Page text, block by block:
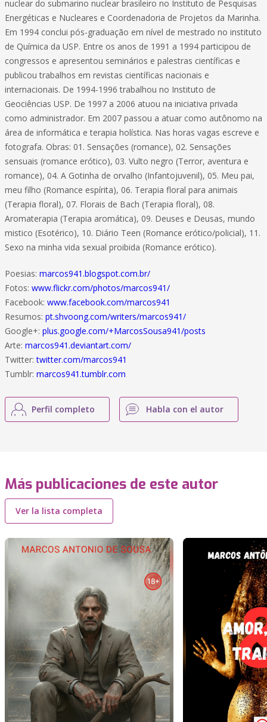
nuclear do submarino nuclear brasileiro no Instituto de Pesquisas
Energéticas e Nucleares e Coordenadoria de Projetos da Marinha.
Em 1994 conclui pós-graduação em nível de mestrado no instituto
de Química da USP. Entre os anos de 1991 a 1994 participou de
congressos e apresentou seminários e palestras científicas e
publicou trabalhos em revistas científicas nacionais e
internacionais. De 1994-1996 trabalhou no Instituto de
Geociências USP. De 1997 a 2006 atuou na iniciativa privada
como administrador. Em 2007 passou a atuar como autônomo na
área de informática e terapia holística. Nas horas vagas escreve e
fotografa. Obras: 01. Sensações (romance), 02. Sensações
sensuais (romance erótico), 03. Vulto negro (Terror, aventura e
romance), 04. A Gotinha de orvalho (Infantojuvenil), 05. Meu pai,
meu filho (Romance espírita), 06. Terapia floral para animais
(Terapia floral), 07. Florais de Bach (Terapia floral), 08.
Aromaterapia (Terapia aromática), 09. Deuses e Deusas, mundo
mistico (Esotérico), 10. Diário Teen (Romance erótico/policial), 11.
Sexo na minha vida sexual proibida (Romance erótico).
Poesias: marcos941.blogspot.com.br/
Fotos: www.flickr.com/photos/marcos941/
Facebook: www.facebook.com/marcos941
Resumos: pt.shvoong.com/writers/marcos941/
Google+: plus.google.com/+MarcosSousa941/posts
Arte: marcos941.deviantart.com/
Twitter:twitter.com/marcos941
Tumblr: marcos941.tumblr.com
Perfil completo Habla con el autor
Más publicaciones de este autor
Ver la lista completa